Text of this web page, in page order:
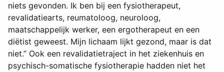
niets gevonden. Ik ben bij een fysiotherapeut,
revalidatiearts, reumatoloog, neuroloog,
maatschappelijk werker, een ergotherapeut en een
diëtist geweest. Mijn lichaam lijkt gezond, maar is dat
niet.” Ook een revalidatietraject in het ziekenhuis en
psychisch-somatische fysiotherapie hadden niet het